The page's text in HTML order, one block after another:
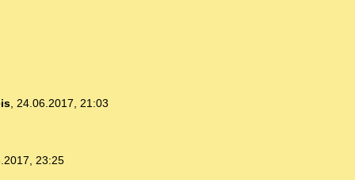
, 24.06.2017, 21:03
23:25